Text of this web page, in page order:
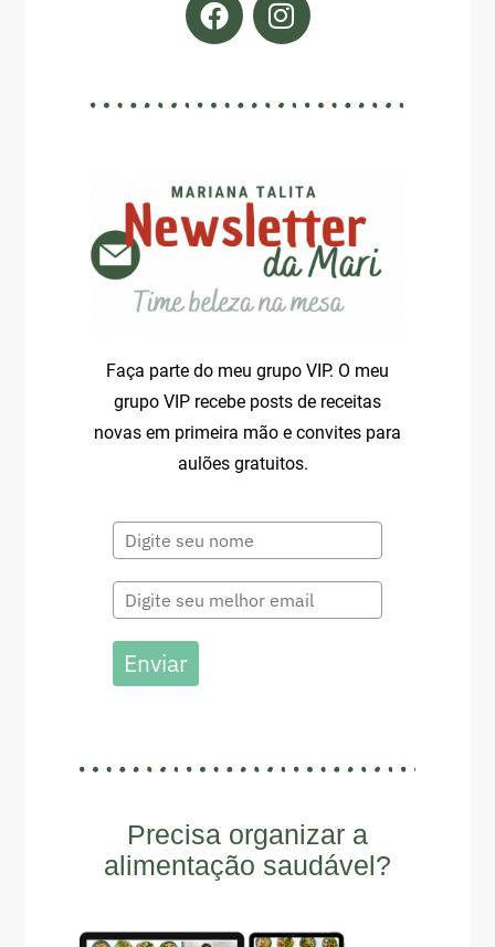
Faça parte do meu grupo VIP. O meu
grupo VIP recebe posts de receitas
novas em primeira mão e convites para
aulões gratuitos.
Enviar
Precisa organizar a
alimentação saudável?